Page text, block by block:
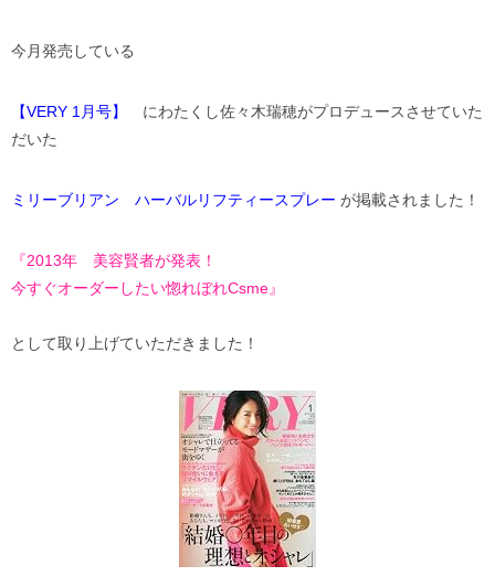
今月発売している
【VERY 1月号】
にわたくし佐々木瑞穂がプロデュースさせていた
だいた
ミリーブリアン ハーバルリフティースプレー が掲載されました！
『2013年 美容賢者が発表！
今すぐオーダーしたい惚れぼれCsme』
として取り上げていただきました！